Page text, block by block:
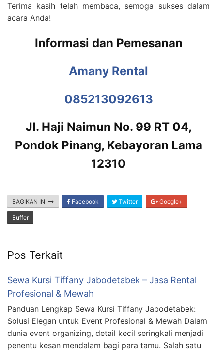
Terima kasih telah membaca, semoga sukses dalam
acara Anda!
Informasi dan Pemesanan
Amany Rental
085213092613
Jl. Haji Naimun No. 99 RT 04,
Pondok Pinang, Kebayoran Lama
12310
BAGIKAN INI Facebook Twitter Google+
Buffer
Pos Terkait
Sewa Kursi Tiffany Jabodetabek – Jasa Rental
Profesional & Mewah
Panduan Lengkap Sewa Kursi Tiffany Jabodetabek:
Solusi Elegan untuk Event Profesional & Mewah Dalam
dunia event organizing, detail kecil seringkali menjadi
penentu kesan mendalam bagi para tamu. Salah satu